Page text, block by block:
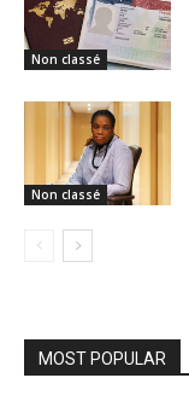
Non classé
Non classé
MOST POPULAR